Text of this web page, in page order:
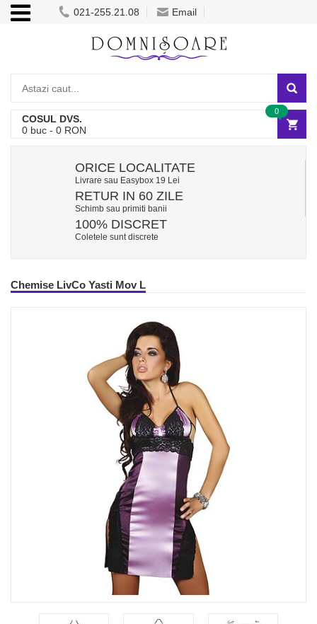
021-255.21.08 Email
COSUL DVS.
0 buc - 0 RON
0
ORICE LOCALITATE
Livrare sau Easybox 19 Lei
RETUR IN 60 ZILE
Schimb sau primiti banii
100% DISCRET
Coletele sunt discrete
Chemise LivCo Yasti Mov L